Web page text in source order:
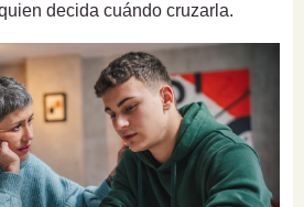
decida cuándo cruzarla.